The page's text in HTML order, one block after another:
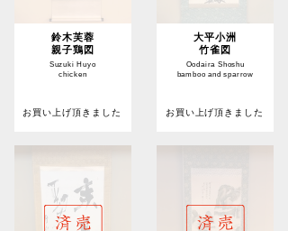
鈴木芙蓉
親子鶏図
Suzuki Huyo
chicken
お買い上げ頂きました
大平小洲
竹雀図
Oodaira Shoshu
bamboo and sparrow
お買い上げ頂きました